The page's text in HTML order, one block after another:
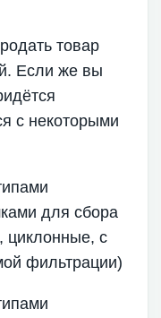
товар
Если же вы
с некоторыми
для сбора
циклонные, с
фильтрации)